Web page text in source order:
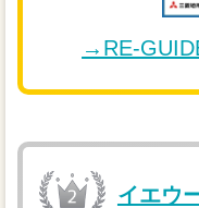
→RE-
イエウ